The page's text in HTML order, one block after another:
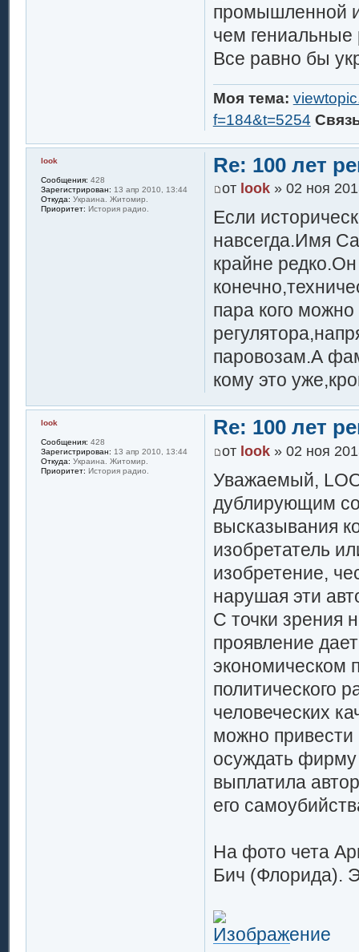
промышленной
чем гениальные
Все равно бы
Моя тема:
f=184&t=5254
Re: 100 лет
от look» 02 ноя
Если
навсегда.Имя
крайне
пара кого можно
паровозам.А
кому это
look
Сообщения: 428
Зарегистрирован: 13 апр 2010, 13:44
Откуда: Украина. Житомир.
Приоритет: История радио.
Re: 100 лет
от look» 02 ноя
Уважаемый,
дублирующим
высказывания
изобретатель
изобретение,
нарушая эти
С точки зрения
проявление
экономическом
политического
человеческих
можно привести
осуждать фирму
выплатила
его
На фото чета
Бич (Флорида).
look
Сообщения: 428
Зарегистрирован: 13 апр 2010, 13:44
Откуда: Украина. Житомир.
Приоритет: История радио.